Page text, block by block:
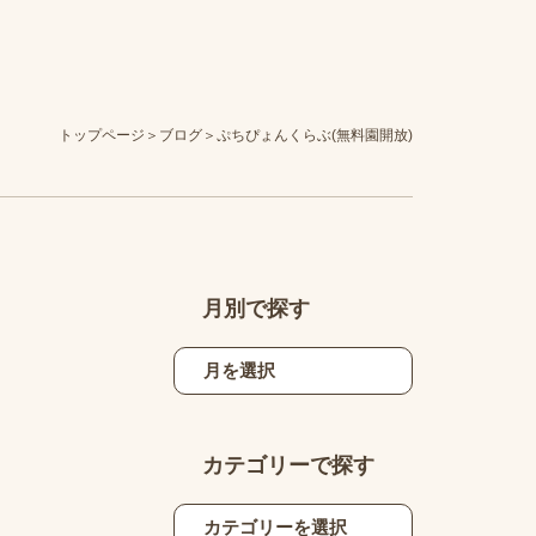
トップページ ブログ ぷちぴょんくらぶ(無料園開放)
月別で探す
カテゴリーで探す